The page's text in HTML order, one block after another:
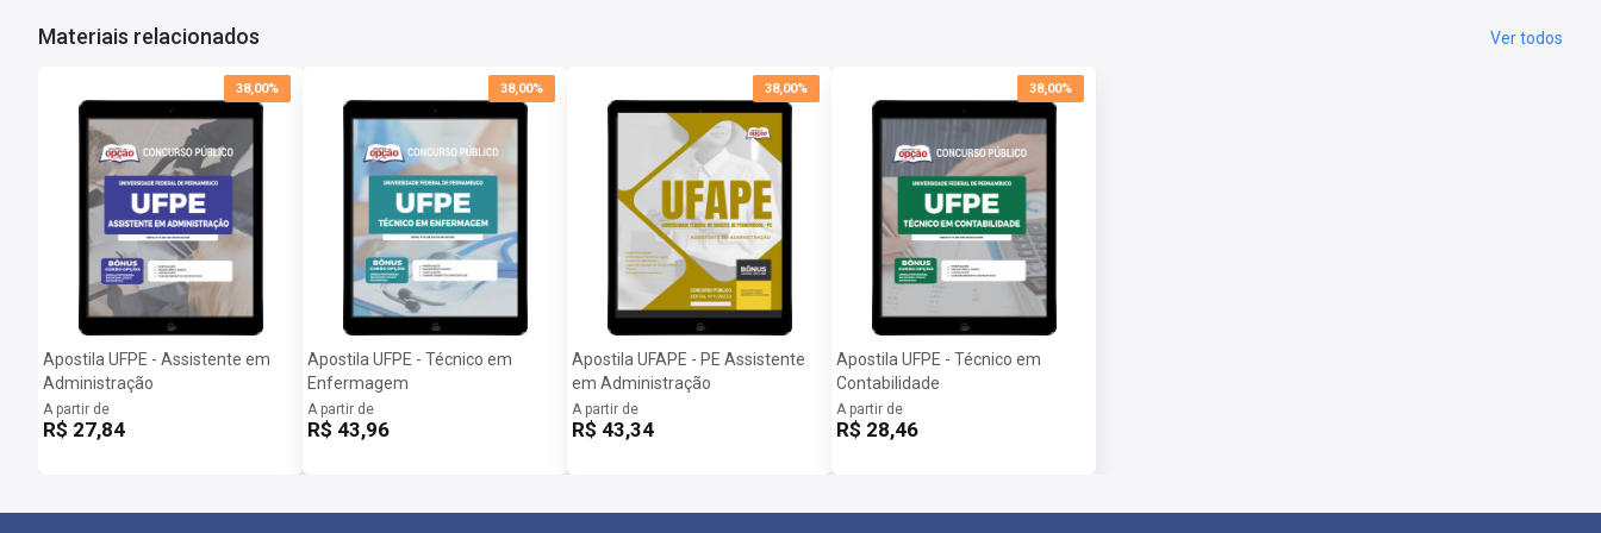
Materiais relacionados Ver todos
38,00%
Apostila UFPE - Assistente em
Administração
A partir de
R$ 27,84
38,00%
Apostila UFPE - Técnico em
Enfermagem
A partir de
R$ 43,96
38,00%
Apostila UFAPE - PE Assistente
em Administração
A partir de
R$ 43,34
38,00%
Apostila UFPE - Técnico em
Contabilidade
A partir de
R$ 28,46